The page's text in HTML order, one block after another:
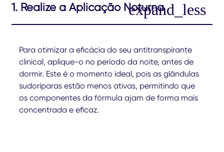
1. Realize a Aplicação Noturna
Para otimizar a eficácia do seu antitranspirante
clinical, aplique-o no período da noite, antes de
dormir. Este é o momento ideal, pois as glândulas
sudoríparas estão menos ativas, permitindo que
os componentes da fórmula ajam de forma mais
concentrada e eficaz.